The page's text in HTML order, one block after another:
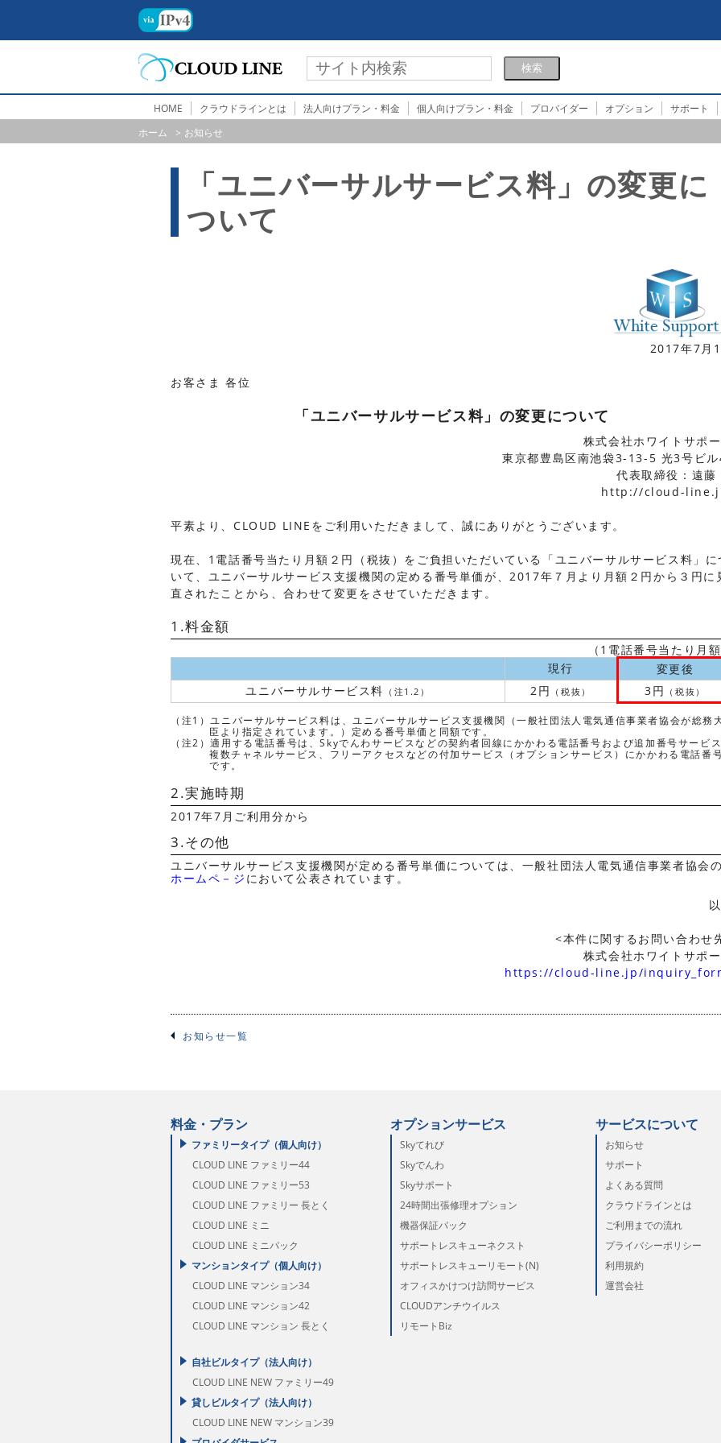
HOME クラウドラインとは 法人向けプラン・料金 個人向けプラン・料金 プロバイダー オプション サポート
ホーム
お知らせ
「ユニバーサルサービス料」の変更に
ついて
2017年7月1
お客さま 各位
「ユニバーサルサービス料」の変更について
株式会社ホワイトサポー
東京都豊島区南池袋3-13-5 光3号ビル
代表取締役：遠藤
http://cloud-
平素より、CLOUD LINEをご利用いただきまして、誠にありがとうございます。
現在、1電話番号当たり月額２円（税抜）をご負担いただいている「ユニバーサルサービス料」に
いて、ユニバーサルサービス支援機関の定める番号単価が、2017年７月より月額２円から３円に
直されたことから、合わせて変更をさせていただきます。
1.料金額
（1電話番号当たり月額
現行
変更後
ユニバーサルサービス料 （注1.2） 2円 （税抜） 3円 （税抜）
（注1）ユニバーサルサービス料は、ユニバーサルサービス支援機関（一般社団法人電気通信事業者協会が総務
臣より指定されています。）定める番号単価と同額です。
（注2）適用する電話番号は、Skyでんわサービスなどの契約者回線にかかわる電話番号および追加番号サービス
複数チャネルサービス、フリーアクセスなどの付加サービス（オプションサービス）にかかわる電話番
です。
2.実施時期
2017年7月ご利用分から
3.その他
ユニバーサルサービス支援機関が定める番号単価については、一般社団法人電気通信事業者協会の
ホームペ－ジ において公表されています。
<本件に関するお問い合わせ
株式会社ホワイトサポー
https://cloud-line.jp/
お知らせ一覧
料金・プラン
ファミリータイプ（個人向け）
CLOUD LINE ファミリー44
CLOUD LINE ファミリー53
CLOUD LINE ファミリー 長とく
CLOUD LINE ミニ
CLOUD LINE ミニパック
マンションタイプ（個人向け）
CLOUD LINE マンション34
CLOUD LINE マンション42
CLOUD LINE マンション 長とく
自社ビルタイプ（法人向け）
CLOUD LINE NEW ファミリー49
貸しビルタイプ（法人向け）
CLOUD LINE NEW マンション39
オプションサービス
Skyてれび
Skyでんわ
Skyサポート
24時間出張修理オプション
機器保証パック
サポートレスキューネクスト
サポートレスキューリモート(N)
オフィスかけつけ訪問サービス
CLOUDアンチウイルス
リモートBiz
サービスについて
お知らせ
サポート
よくある質問
クラウドラインとは
ご利用までの流れ
プライバシーポリシー
利用規約
運営会社